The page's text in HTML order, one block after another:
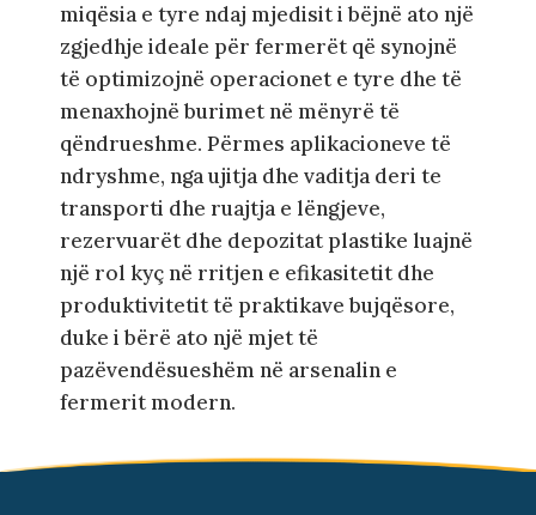
miqësia e tyre ndaj mjedisit i bëjnë ato një
zgjedhje ideale për fermerët që synojnë
të optimizojnë operacionet e tyre dhe të
menaxhojnë burimet në mënyrë të
qëndrueshme. Përmes aplikacioneve të
ndryshme, nga ujitja dhe vaditja deri te
transporti dhe ruajtja e lëngjeve,
rezervuarët dhe depozitat plastike luajnë
një rol kyç në rritjen e efikasitetit dhe
produktivitetit të praktikave bujqësore,
duke i bërë ato një mjet të
pazëvendësueshëm në arsenalin e
fermerit modern.